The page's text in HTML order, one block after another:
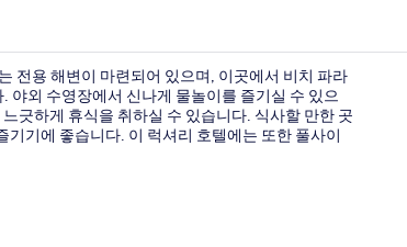
숙박 시설의 전망
전용 해변이 마련되어 있으며, 이곳에서 비치 파라
야외 수영장에서 신나게 물놀이를 즐기실 수 있으
긋하게 휴식을 취하실 수 있습니다. 식사할 만한 곳
기에 좋습니다. 이 럭셔리 호텔에는 또한 풀사이